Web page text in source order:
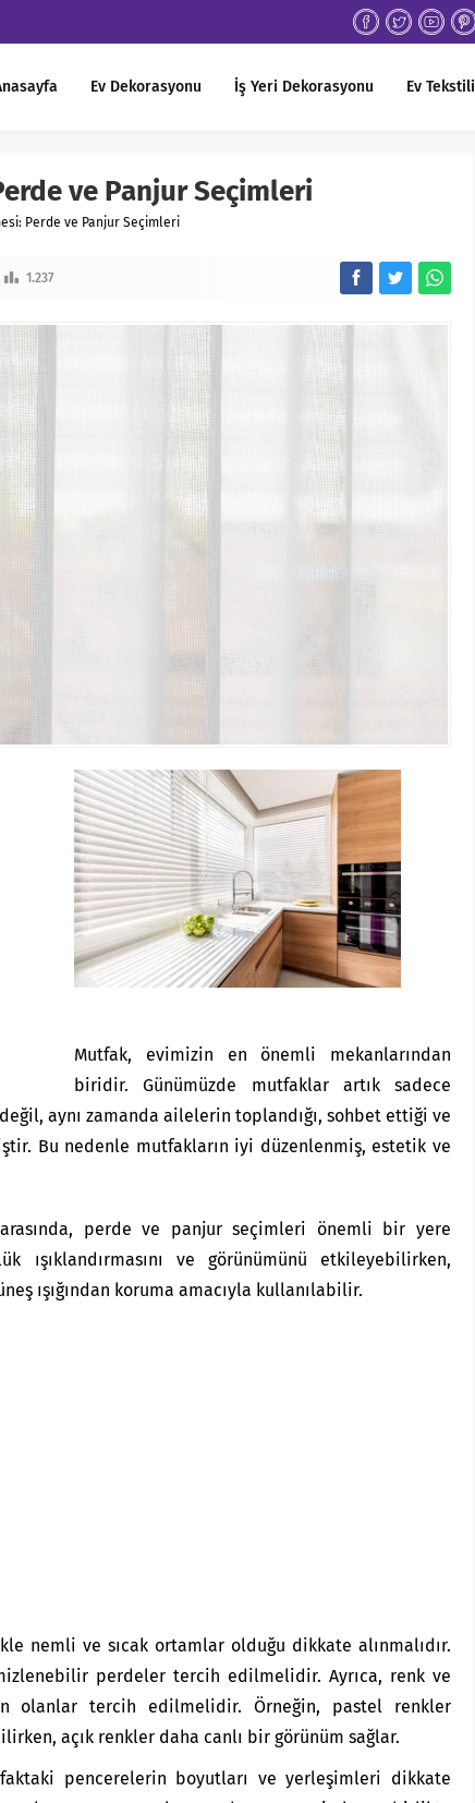
Ev Dekorasyonu İş Yeri Dekorasyonu Ev Tekstili
ve Panjur Seçimleri
Perde ve Panjur Seçimleri
1.237
Mutfak, evimizin en önemli mekanlarından
biridir. Günümüzde mutfaklar artık sadece
aynı zamanda ailelerin toplandığı, sohbet ettiği ve
Bu nedenle mutfakların iyi düzenlenmiş, estetik ve
perde ve panjur seçimleri önemli bir yere
ışıklandırmasını ve görünümünü etkileyebilirken,
ışığından koruma amacıyla kullanılabilir.
nemli ve sıcak ortamlar olduğu dikkate alınmalıdır.
perdeler tercih edilmelidir. Ayrıca, renk ve
olanlar tercih edilmelidir. Örneğin, pastel renkler
açık renkler daha canlı bir görünüm sağlar.
pencerelerin boyutları ve yerleşimleri dikkate